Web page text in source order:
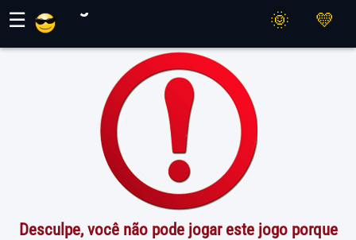
☰
Desculpe, você não pode jogar este jogo porque